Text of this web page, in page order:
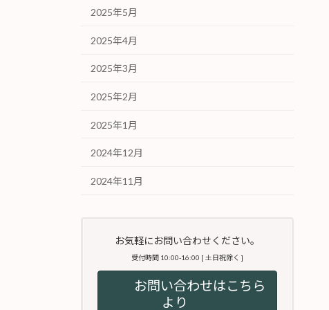
2025年5月
2025年4月
2025年3月
2025年2月
2025年1月
2024年12月
2024年11月
お気軽にお問い合わせください。
受付時間 10:00-16:00 [ 土日祝除く ]
お問い合わせはこちら
より